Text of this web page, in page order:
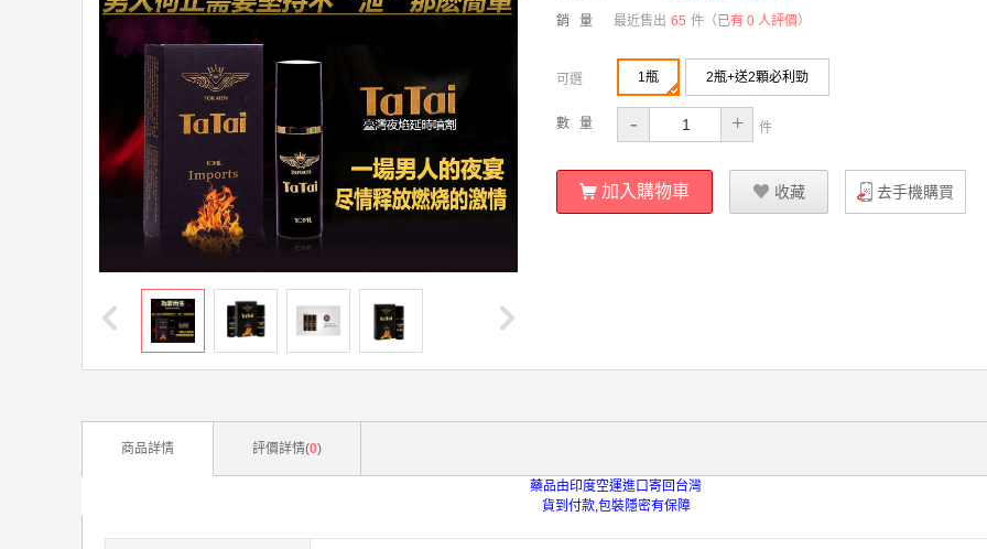
銷 量 最近售出 65 件 （已有 0 人評價）
可選 1瓶 2瓶+送2顆必利勁
數 量 - + 件
ŭ 加入購物車 Ū 收藏 去手機購買
商品詳情 評價詳情(0)
藥品由印度空運進口寄回台灣
貨到付款,包裝隱密有保障